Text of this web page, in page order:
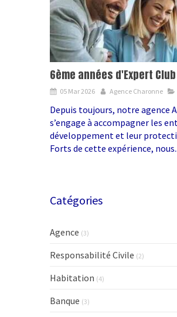
6ème années d'Expert
05 Mar 2026 Agence Charonne
Depuis toujours, notre agence
s’engage à accompagner les
développement et leur
Forts de cette expérience,
Catégories
Agence (3)
Responsabilité Civile (2)
Habitation (4)
Banque (3)